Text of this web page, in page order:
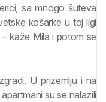
sa mnogo šuteva
košarke u toj ligi
kaže Mila i potom se
U prizemlju i na
su se nalazili